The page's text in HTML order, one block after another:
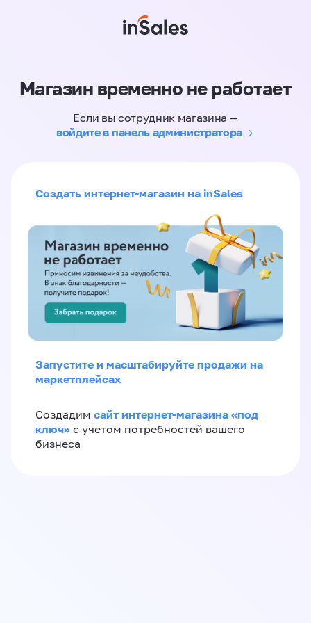
Магазин временно не работает
Если вы сотрудник магазина —
войдите в панель администратора
Создать интернет-магазин на inSales
Запустите и масштабируйте продажи на
маркетплейсах
Создадим сайт интернет-магазина «под
ключ» с учетом потребностей вашего
бизнеса